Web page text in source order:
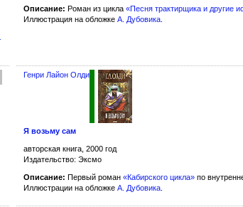
Описание: Роман из цикла«Песня трактирщика и другие
Иллюстрация на обложкеА. Дубовика
Генри Лайон Олди
Я возьму сам
авторская книга, 2000 год
Издательство: Эксмо
Описание: Первый роман«Кабирского цикла» по
Иллюстрации на обложкеА. Дубовика